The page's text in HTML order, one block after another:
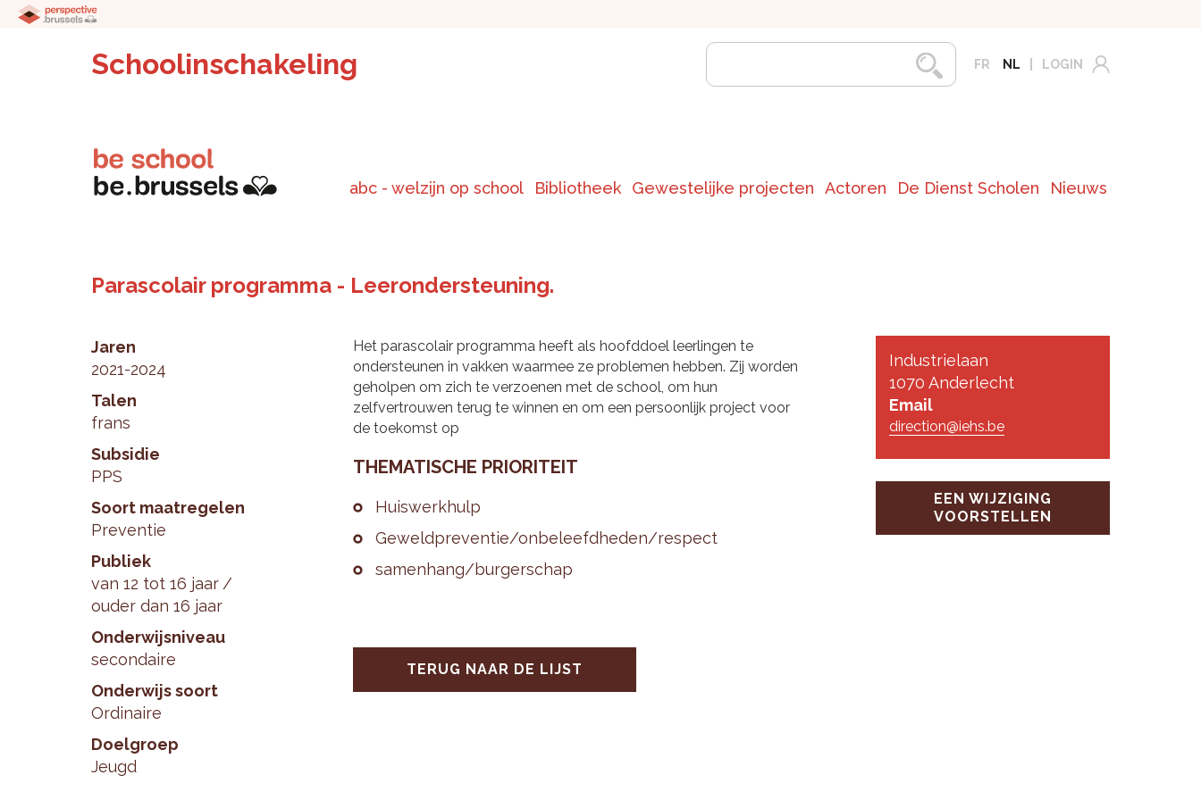
Schoolinschakeling FR NL LOGIN
abc - welzijn op school Bibliotheek Gewestelijke projecten Actoren De Dienst Scholen Nieuws
Parascolair programma - Leerondersteuning.
Jaren
2021-2024
Talen
frans
Subsidie
PPS
Soort maatregelen
Preventie
Publiek
van 12 tot 16 jaar
ouder dan 16 jaar
Onderwijsniveau
secondaire
Onderwijs soort
Ordinaire
Doelgroep
Jeugd
Industrielaan
1070 Anderlecht
Email
direction@iehs.be
EEN WIJZIGING
VOORSTELLEN
Het parascolair programma heeft als hoofddoel leerlingen te
ondersteunen in vakken waarmee ze problemen hebben. Zij worden
geholpen om zich te verzoenen met de school, om hun
zelfvertrouwen terug te winnen en om een persoonlijk project voor
de toekomst op
THE­MA­TI­SCHE PRI­O­RI­TEIT
Huis­werk­hulp
Ge­weld­pre­ven­tie/on­be­leefd­he­den/res­pect
sa­men­hang/bur­ger­schap
TERUG NAAR DE LIJST